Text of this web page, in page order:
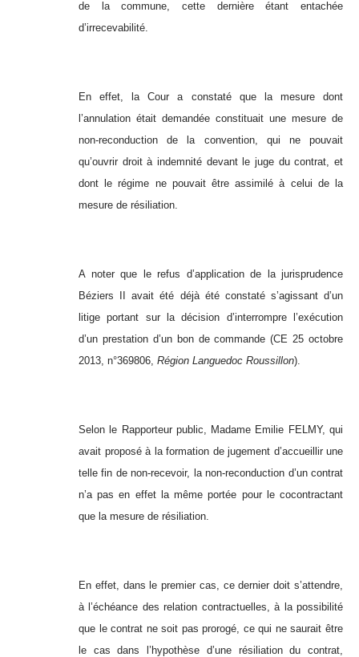
de la commune, cette dernière étant entachée
d’irrecevabilité.
En effet, la Cour a constaté que la mesure dont
l’annulation était demandée constituait une mesure de
non-reconduction de la convention, qui ne pouvait
qu’ouvrir droit à indemnité devant le juge du contrat, et
dont le régime ne pouvait être assimilé à celui de la
mesure de résiliation.
A noter que le refus d’application de la jurisprudence
Béziers II avait été déjà été constaté s’agissant d’un
litige portant sur la décision d’interrompre l’exécution
d’un prestation d’un bon de commande (CE 25 octobre
2013, n°369806, Région Languedoc Roussillon).
Selon le Rapporteur public, Madame Emilie FELMY, qui
avait proposé à la formation de jugement d’accueillir une
telle fin de non-recevoir, la non-reconduction d’un contrat
n’a pas en effet la même portée pour le cocontractant
que la mesure de résiliation.
En effet, dans le premier cas, ce dernier doit s’attendre,
à l’échéance des relation contractuelles, à la possibilité
que le contrat ne soit pas prorogé, ce qui ne saurait être
le cas dans l’hypothèse d’une résiliation du contrat,